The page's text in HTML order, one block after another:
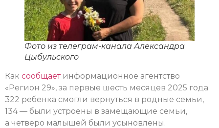
Фото из телеграм-канала Александра
Цыбульского
Как сообщаетинформационное агентство
«Регион 29», за первые шесть месяцев 2025 года
322 ребенка смогли вернуться в родные семьи,
134 — были устроены в замещающие семьи,
а четверо малышей были усыновлены.